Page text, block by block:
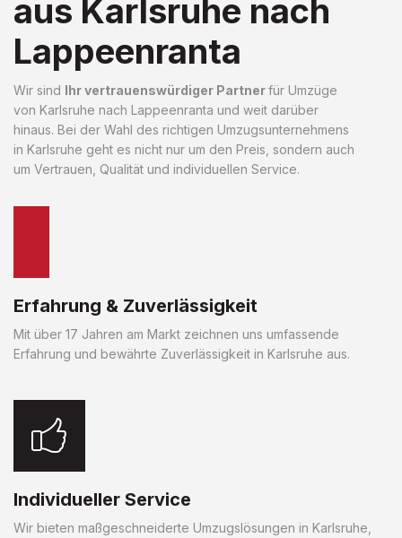
aus Karlsruhe nach
Lappeenranta
Wir sind Ihr vertrauenswürdiger Partnerfür Umzüge
von Karlsruhe nach Lappeenranta und weit darüber
hinaus. Bei der Wahl des richtigen Umzugsunternehmens
in Karlsruhe geht es nicht nur um den Preis, sondern auch
um Vertrauen, Qualität und individuellen Service.
Erfahrung & Zuverlässigkeit
Mit über 17 Jahren am Markt zeichnen uns umfassende
Erfahrung und bewährte Zuverlässigkeit in Karlsruhe aus.
Individueller Service
Wir bieten maßgeschneiderte Umzugslösungen in Karlsruhe,